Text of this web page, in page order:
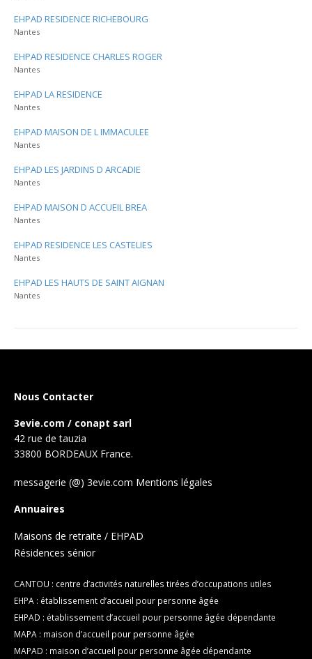
EHPAD RESIDENCE RICHEBOURG
Nantes
EHPAD RESIDENCE CHARLES ROGER
Nantes
EHPAD LA RESIDENCE
Nantes
EHPAD MAISON DE L IMMACULEE
Nantes
EHPAD LES JARDINS D ARCADIE
Nantes
EHPAD MAISON D ACCUEIL BREA
Nantes
EHPAD RESIDENCE LES CASTELIES
Nantes
EHPAD LES HAUTS DE SAINT AIGNAN
Nantes
Nous Contacter
3evie.com / conapt sarl
42 rue de tauzia
33800 BORDEAUX France.
messagerie (@) 3evie.com Mentions légales
Annuaires
Maisons de retraite / EHPAD
Résidences sénior
CANTOU : centre d’activités naturelles tirées d’occupations utiles
EHPA : établissement d’accueil pour personne âgée
EHPAD : établissement d’accueil pour personne âgée dépendante
MAPA : maison d’accueil pour personne âgée
MAPAD : maison d’accueil pour personne âgée dépendante